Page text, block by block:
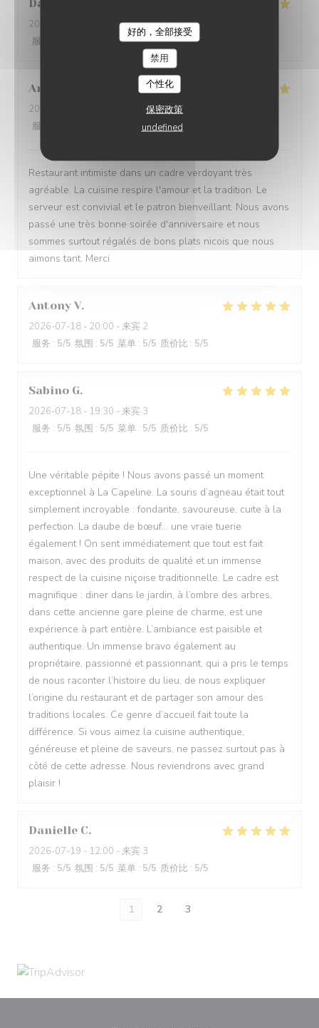
好的，全部接受
禁用
个性化
保密政策
undefined
David
2026-07-26
- 12:00 - 来宾 4
服务
菜单:5/5 质价比:5
Anais
2026-07-22
- 19:00 - 来宾 2
服务
5/5 质价比
Restaurant intimiste dans un cadre verdoyant très
agréable. La cuisine respire l'amour et la tradition. Le
serveur est convivial et le patron bienveillant. Nous avons
passé une très bonne soirée d'anniversaire et nous
sommes surtout régalés de bons plats nicois que nous
aimons tant. Merci
Antony V
2026-07-18 - 20:00 - 来宾 2
服务 : 5/5 氛围 : 5/5 菜单 : 5/5 质价比 : 5/5
Sabino G
2026-07-18 - 19:30 - 来宾 3
服务 : 5/5 氛围 : 5/5 菜单 : 5/5 质价比 : 5/5
Une véritable pépite ! Nous avons passé un moment
exceptionnel à La Capeline. La souris d’agneau était tout
simplement incroyable : fondante, savoureuse, cuite à la
perfection. La daube de bœuf… une vraie tuerie
également ! On sent immédiatement que tout est fait
maison, avec des produits de qualité et un immense
respect de la cuisine niçoise traditionnelle. Le cadre est
magnifique : diner dans le jardin, à l’ombre des arbres,
dans cette ancienne gare pleine de charme, est une
expérience à part entière. L’ambiance est paisible et
authentique. Un immense bravo également au
propriétaire, passionné et passionnant, qui a pris le temps
de nous raconter l’histoire du lieu, de nous expliquer
l’origine du restaurant et de partager son amour des
traditions locales. Ce genre d’accueil fait toute la
différence. Si vous aimez la cuisine authentique,
généreuse et pleine de saveurs, ne passez surtout pas à
côté de cette adresse. Nous reviendrons avec grand
plaisir !
Danielle C
2026-07-19 - 12:00 - 来宾 3
服务 : 5/5 氛围 : 5/5 菜单 : 5/5 质价比 : 5/5
1 2 3